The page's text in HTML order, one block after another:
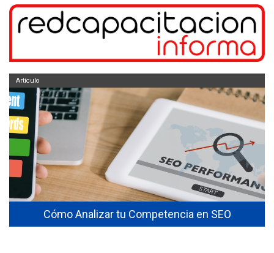
Cómo Analizar tu Competencia en SEO
Artículo